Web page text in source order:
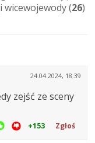
wicewojewody (26)
24.04.2024, 18:39
zejść ze sceny
+153 Zgłoś